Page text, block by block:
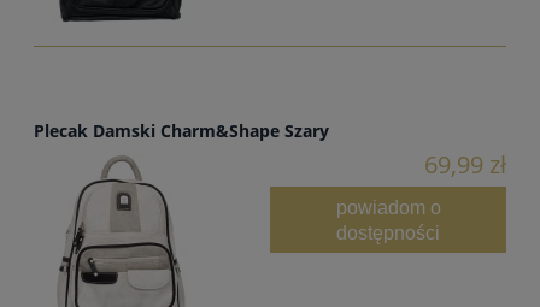
Plecak Damski Charm&Shape Szary
69,99 zł
powiadom o
dostępności